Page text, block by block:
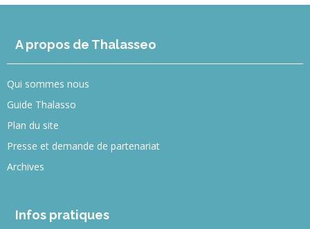
A propos de Thalasseo
Qui sommes nous
Guide Thalasso
Plan du site
Presse et demande de partenariat
Archives
Infos pratiques